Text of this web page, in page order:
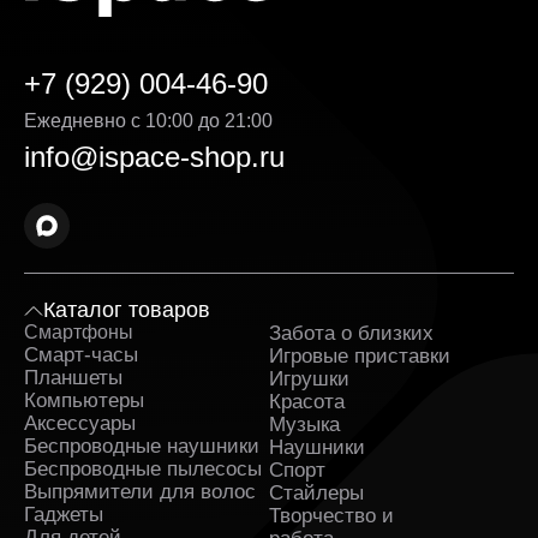
Выгодная стоимость без скрытых доплат. Цена
Garmin VIVOACTIVE указанная на сайте,
является окончательной — без навязанных услуг
чтобы каждая покупка была действительно
документы.
Оперативная доставка Garmin VIVOACTIVE в
Железногорске и полное сопровождение заказа.
Заявка обрабатывается сразу после
оформления и быстро передаётся в службу,
которая занимается доставкой. На каждом этапе
вы получаете уведомления и можете
отслеживать путь заказа.
Поддержка клиентов и бонусные предложения.
+7 (929) 004-46-90
Ежедневно с 10:00 до 21:00
info@ispace-shop.ru
Каталог товаров
Смартфоны
Смарт-часы
Планшеты
Компьютеры
Аксессуары
Беспроводные наушники
Беспроводные пылесосы
Выпрямители для волос
Гаджеты
Забота о близких
Игровые приставки
Игрушки
Красота
Музыка
Наушники
Спорт
Стайлеры
Творчество и